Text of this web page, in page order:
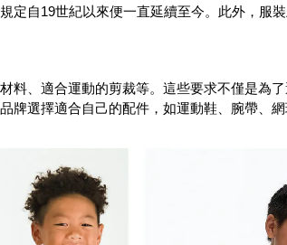
定自19世紀以來便一直延續至今。此外，
料、適合運動的剪裁等。這些要求不僅是
牌選擇適合自己的配件，如運動鞋、腕帶、